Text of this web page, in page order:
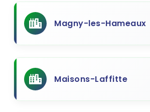
Magny-les-Hameaux
Maisons-Laffitte